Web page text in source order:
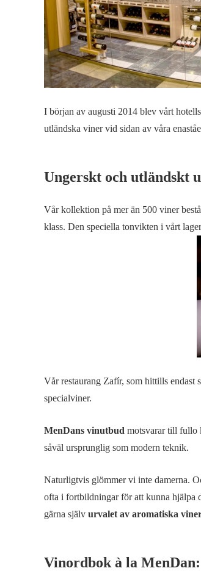
I början av augusti 2014 blev vårt
utländska viner vid sidan av våra
Ungerskt och utländskt
Vår kollektion på mer än 500 viner
klass. Den speciella tonvikten i vårt
Vår restaurang Zafír, som hittills endast
specialviner.
MenDans vinutbud motsvarar till fullo
såväl ursprunglig som modern teknik.
Naturligtvis glömmer vi inte damerna.
ofta i fortbildningar för att kunna hjälpa
gärna själv urvalet av aromatiska
Vinordbok à la MenDan: